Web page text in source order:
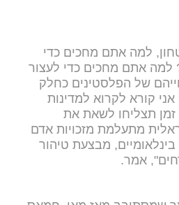
למה אתם מחכים כדי
אתם מחכים כדי לעצור
של הפלסטינים כחלק
קורא לקרוא למדינות
תצליחו לשאת את
מתעלמת מזכויות אדם
מבצעת טיהור
אמר.